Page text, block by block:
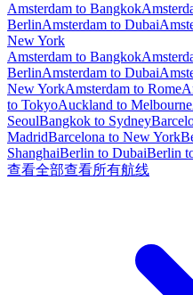
Amsterdam to Bangkok
BerlinAmsterdam to Dubai
New York
Amsterdam to Bangkok
BerlinAmsterdam to Dubai
New YorkAmsterdam to Rome
to TokyoAuckland to Melbourne
SeoulBangkok to Sydney
MadridBarcelona to New York
ShanghaiBerlin to DubaiBerlin
查看全部查看所有航线